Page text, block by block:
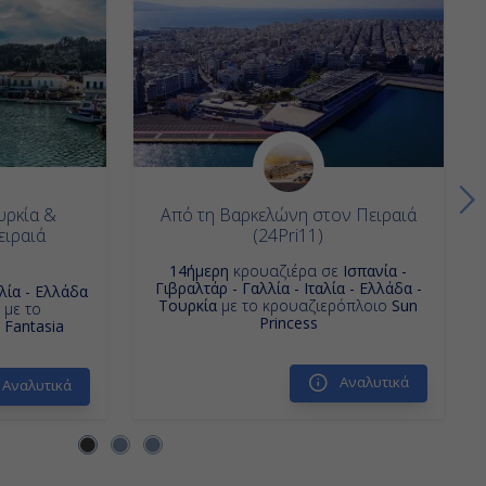
&
- Ελλάδα
με το
Fantasia
Από τη Βαρκελώνη στον Πειραιά
(24Pri11)
14ήμερη κρουαζιέρα σε Iσπανία -
Γιβραλτάρ - Γαλλία - Ιταλία - Ελλάδα -
Τουρκίαμε το κρουαζιερόπλοιο Sun
Princess
Αναλυτικά